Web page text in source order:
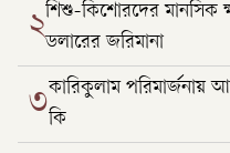
২শিশু-কিশোরদের মানসিক
ডলারের জরিমানা
৩কারিকুলাম
কি